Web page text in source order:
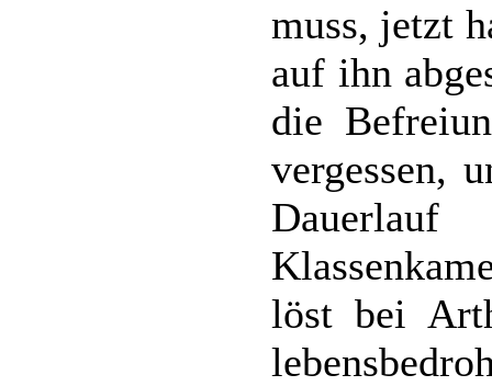
muss, jetzt
auf ihn
die
vergessen,
löst bei